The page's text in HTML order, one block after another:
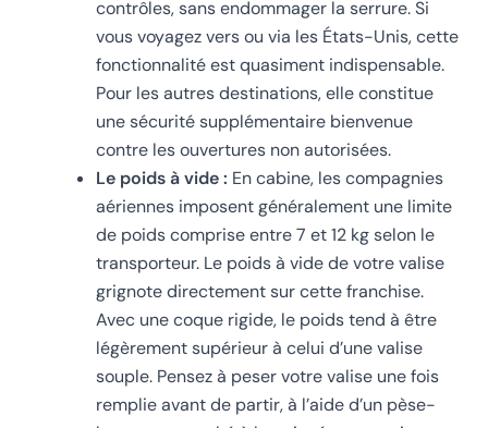
contrôles, sans endommager la serrure. Si
vous voyagez vers ou via les États-Unis, cette
fonctionnalité est quasiment indispensable.
Pour les autres destinations, elle constitue
une sécurité supplémentaire bienvenue
contre les ouvertures non autorisées.
Le poids à vide : En cabine, les compagnies
aériennes imposent généralement une limite
de poids comprise entre 7 et 12 kg selon le
transporteur. Le poids à vide de votre valise
grignote directement sur cette franchise.
Avec une coque rigide, le poids tend à être
légèrement supérieur à celui d’une valise
souple. Pensez à peser votre valise une fois
remplie avant de partir, à l’aide d’un pèse-